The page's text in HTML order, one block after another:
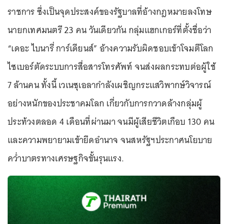
ราชการ ซึ่งเป็นจุดประสงค์ของรัฐบาลที่อ้างกฎหมายลงโทษ
นายกเทศมนตรี 23 คน วันเดียวกัน กลุ่มแฮกเกอร์ที่ตั้งชื่อว่า
“เดอะ ไบนารี่ การ์เดียนส์” อ้างความรับผิดชอบเข้าโจมตีโลก
ไซเบอร์ตัดระบบการสื่อสารโทรศัพท์ จนส่งผลกระทบต่อผู้ใช้
7 ล้านคน ทั้งนี้ เวเนซุเอลากำลังเผชิญกระแสวิพากษ์วิจารณ์
อย่างหนักของประชาคมโลก เกี่ยวกับการกวาดล้างกลุ่มผู้
ประท้วงตลอด 4 เดือนที่ผ่านมา จนมีผู้เสียชีวิตเกือบ 130 คน
และความพยายามเข้ายึดอำนาจ จนสหรัฐฯประกาศนโยบาย
คว่ำบาตรทางเศรษฐกิจขั้นรุนแรง.